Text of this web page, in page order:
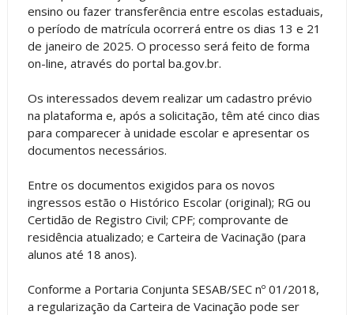
ensino ou fazer transferência entre escolas estaduais,
o período de matrícula ocorrerá entre os dias 13 e 21
de janeiro de 2025. O processo será feito de forma
on-line, através do portal ba.gov.br.
Os interessados devem realizar um cadastro prévio
na plataforma e, após a solicitação, têm até cinco dias
para comparecer à unidade escolar e apresentar os
documentos necessários.
Entre os documentos exigidos para os novos
ingressos estão o Histórico Escolar (original); RG ou
Certidão de Registro Civil; CPF; comprovante de
residência atualizado; e Carteira de Vacinação (para
alunos até 18 anos).
Conforme a Portaria Conjunta SESAB/SEC nº 01/2018,
a regularização da Carteira de Vacinação pode ser